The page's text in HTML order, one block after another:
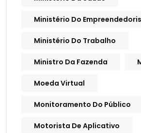
Ministério Do
Ministério Do Trabalho
Ministro Da Fazenda
Moeda Virtual
Monitoramento Do Público
Motorista De Aplicativo